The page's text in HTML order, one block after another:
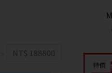
– NT$
特價